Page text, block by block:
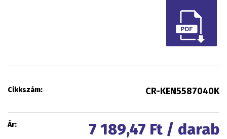
Cikkszám: CR-KEN5587040K
Ár: 7 189,47 Ft / darab